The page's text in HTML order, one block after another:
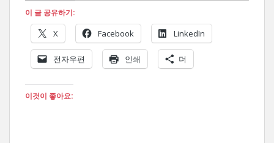
이 글 공유하기:
X Facebook LinkedIn
전자우편 인쇄 더
이것이 좋아요: